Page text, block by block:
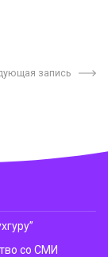
запись
со СМИ